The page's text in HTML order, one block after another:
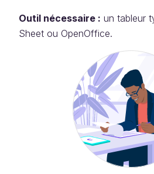
Outil nécessaire : un tableur
Sheet ou OpenOffice.